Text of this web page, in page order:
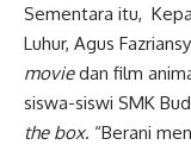
Sementara itu,
Luhur, Agus
moviedan film
siswa-siswi SMK
the box. “Berani